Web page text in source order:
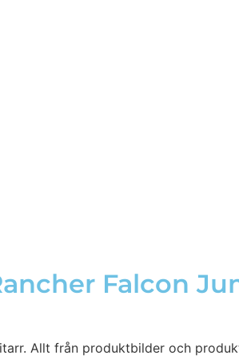
Falcon
Allt från produktbilder och